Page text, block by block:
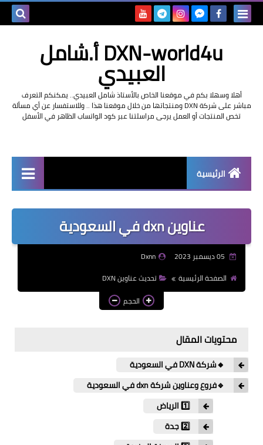
DXN-world4u أ.شامل
العبيدي
أهلا وسهلا بكم في موقعنا الخاص بالأستاذ شامل العبيدي.. يمكنكم التعرف
مباشر على شركة DXN ومنتجاتها من خلال موقعنا هذا .. وللاستفسار عن أي مسألة
تخص المنتجات أو العمل يرجى مراسلتنا عبر كود الواتساب الظاهر في الأسفل
الرئيسية
عناوين dxn في السعودية
Dxnn
الصفحة الرئيسية
تحديث عناوين DXN
الحجم
محتويات المقال
🔸شركة DXN في السعودية
🔹فروع وعناوين شركة dxn في السعودية
1️⃣ الرياض
2️⃣ جدة